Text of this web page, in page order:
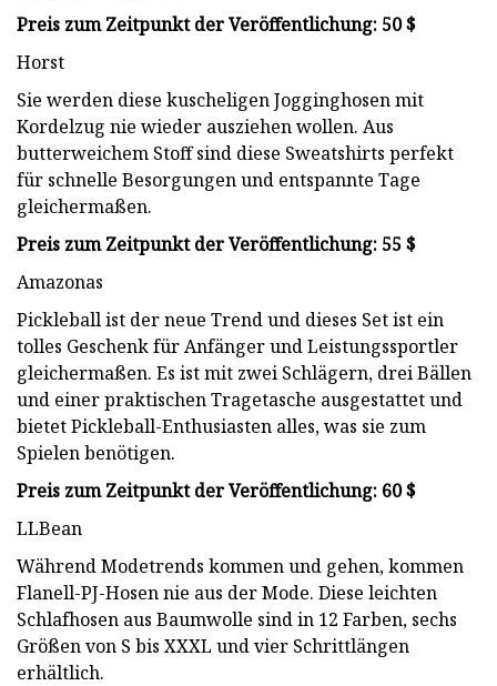
Preis zum Zeitpunkt der Veröffentlichung: 50 $
Horst
Sie werden diese kuscheligen Jogginghosen mit
Kordelzug nie wieder ausziehen wollen. Aus
butterweichem Stoff sind diese Sweatshirts perfekt
für schnelle Besorgungen und entspannte Tage
gleichermaßen.
Preis zum Zeitpunkt der Veröffentlichung: 55 $
Amazonas
Pickleball ist der neue Trend und dieses Set ist ein
tolles Geschenk für Anfänger und Leistungssportler
gleichermaßen. Es ist mit zwei Schlägern, drei Bällen
und einer praktischen Tragetasche ausgestattet und
bietet Pickleball-Enthusiasten alles, was sie zum
Spielen benötigen.
Preis zum Zeitpunkt der Veröffentlichung: 60 $
LLBean
Während Modetrends kommen und gehen, kommen
Flanell-PJ-Hosen nie aus der Mode. Diese leichten
Schlafhosen aus Baumwolle sind in 12 Farben, sechs
Größen von S bis XXXL und vier Schrittlängen
erhältlich.